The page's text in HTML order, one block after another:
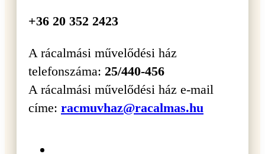
+36 20 352 2423
A rácalmási művelődési ház
telefonszáma: 25/440-456
A rácalmási művelődési ház e-mail
címe: racmuvhaz@racalmas.hu